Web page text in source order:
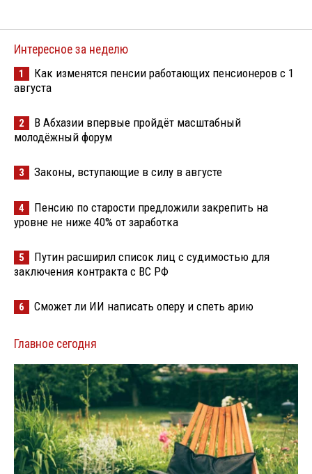
Интересное за неделю
1
Как изменятся пенсии работающих пенсионеров с 1
августа
2
В Абхазии впервые пройдёт масштабный
молодёжный форум
3 Законы, вступающие в силу в августе
4
Пенсию по старости предложили закрепить на
уровне не ниже 40% от заработка
5
Путин расширил список лиц с судимостью для
заключения контракта с ВС РФ
6 Сможет ли ИИ написать оперу и спеть арию
Главное сегодня